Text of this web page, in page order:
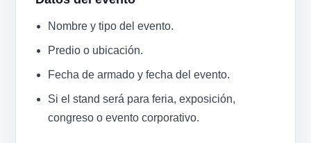
Nombre y tipo del evento.
Predio o ubicación.
Fecha de armado y fecha del evento.
Si el stand será para feria, exposición,
congreso o evento corporativo.